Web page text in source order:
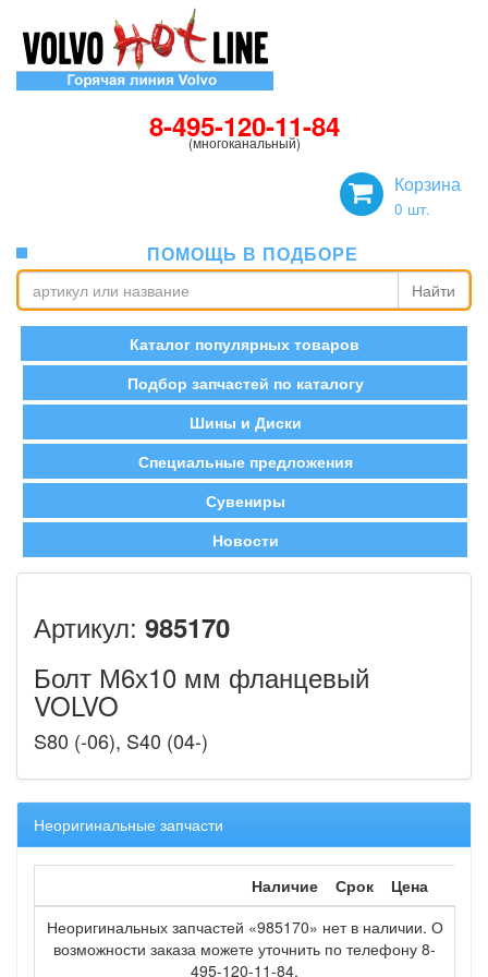
8-495-120-11-84
(многоканальный)
Корзина
0 шт.
ПОМОЩЬ В ПОДБОРЕ
Найти
Каталог популярных товаров
Подбор запчастей по каталогу
Шины и Диски
Специальные предложения
Сувениры
Новости
Артикул: 985170
Болт М6х10 мм фланцевый
VOLVO
S80 (-06), S40 (04-)
Неоригинальные запчасти
Наличие Срок
Цена
Неоригинальных запчастей «985170» нет в наличии. О
возможности заказа можете уточнить по телефону 8-
495-120-11-84.